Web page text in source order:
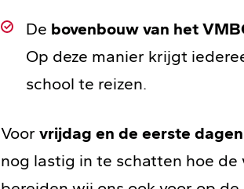
De bovenbouw van het
Op deze manier krijgt
school te reizen.
Voor vrijdag en de eerste
nog lastig in te schatten hoe